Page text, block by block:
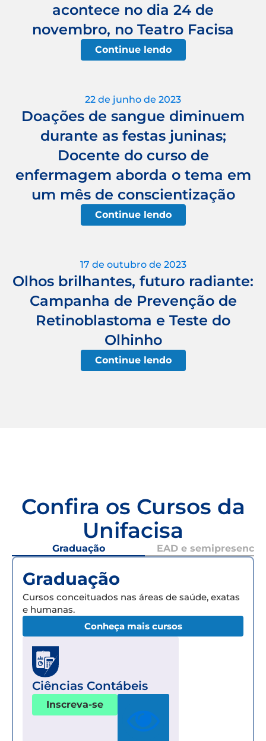
acontece no dia 24 de
novembro, no Teatro Facisa
Continue lendo
22 de junho de 2023
Doações de sangue diminuem
durante as festas juninas;
Docente do curso de
enfermagem aborda o tema em
um mês de conscientização
Continue lendo
17 de outubro de 2023
Olhos brilhantes, futuro radiante:
Campanha de Prevenção de
Retinoblastoma e Teste do
Olhinho
Continue lendo
Confira os Cursos da
Unifacisa
Graduação EAD e semipresencial
Graduação
Cursos conceituados nas áreas de saúde, exatas
e humanas.
Conheça mais cursos
Ciências Contábeis
Inscreva-se